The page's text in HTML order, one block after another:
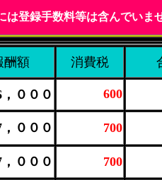
は登録手数料等は含んでいま
酬額 消費税
，０００ 600
，０００ 700
，０００ 700